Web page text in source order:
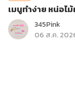
เมนูทำง่าย หน่อไ
345Pink
06 ส.ค.